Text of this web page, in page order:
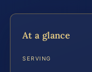
At a glance
SERVING